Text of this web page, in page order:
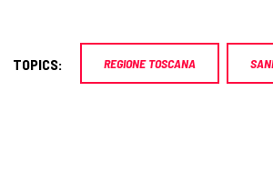
TOPICS: REGIONE TOSCANA